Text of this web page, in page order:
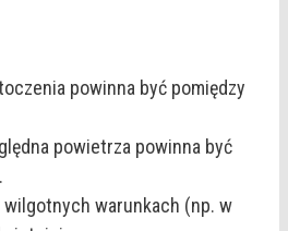
powinna być pomiędzy
powietrza powinna być
wilgotnych warunkach (np. w